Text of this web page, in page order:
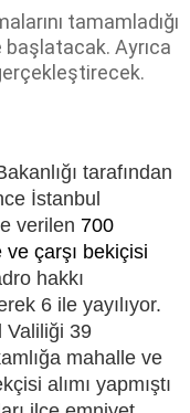
tamamladığı
Ayrıca
tarafından
İstanbul
verilen 700
ve çarşı bekiçisi
hakkı
6 ile yayılıyor.
Valiliği 39
mahalle ve
alımı yapmıştı